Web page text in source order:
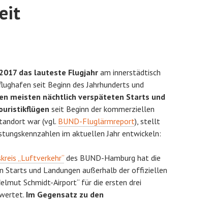
das lauteste Flugjahr am innerstädtisch
seit Beginn des Jahrhunderts und
meisten nächtlich verspäteten Starts und
seit Beginn der kommerziellen
war (vgl. BUND-Fluglärmreport), stellt
im aktuellen Jahr entwickeln:
„Luftverkehr“ des BUND-Hamburg hat die
Starts und Landungen außerhalb der offiziellen
Schmidt-Airport“ für die ersten drei
Im Gegensatz zu den